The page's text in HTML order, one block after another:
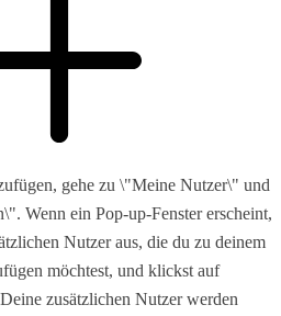
gehe zu \"Meine Nutzer\" und
Wenn ein Pop-up-Fenster erscheint,
Nutzer aus, die du zu deinem
möchtest, und klickst auf
zusätzlichen Nutzer werden